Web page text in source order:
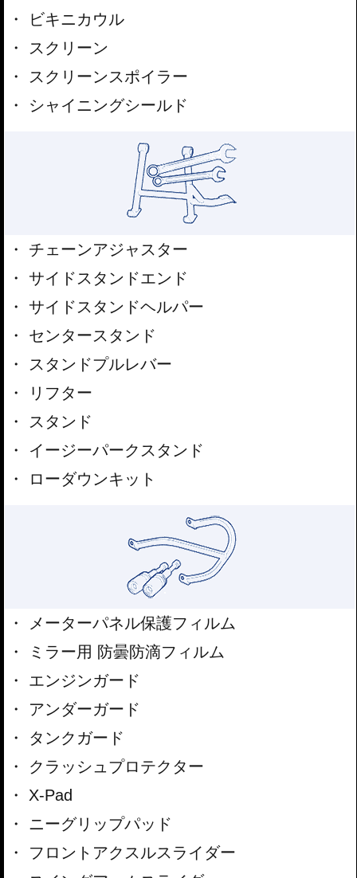
ビキニカウル
スクリーン
スクリーンスポイラー
シャイニングシールド
チェーンアジャスター
サイドスタンドエンド
サイドスタンドヘルパー
センタースタンド
スタンドプルレバー
リフター
スタンド
イージーパークスタンド
ローダウンキット
メーターパネル保護フィルム
ミラー用 防曇防滴フィルム
エンジンガード
アンダーガード
タンクガード
クラッシュプロテクター
X-Pad
ニーグリップパッド
フロントアクスルスライダー